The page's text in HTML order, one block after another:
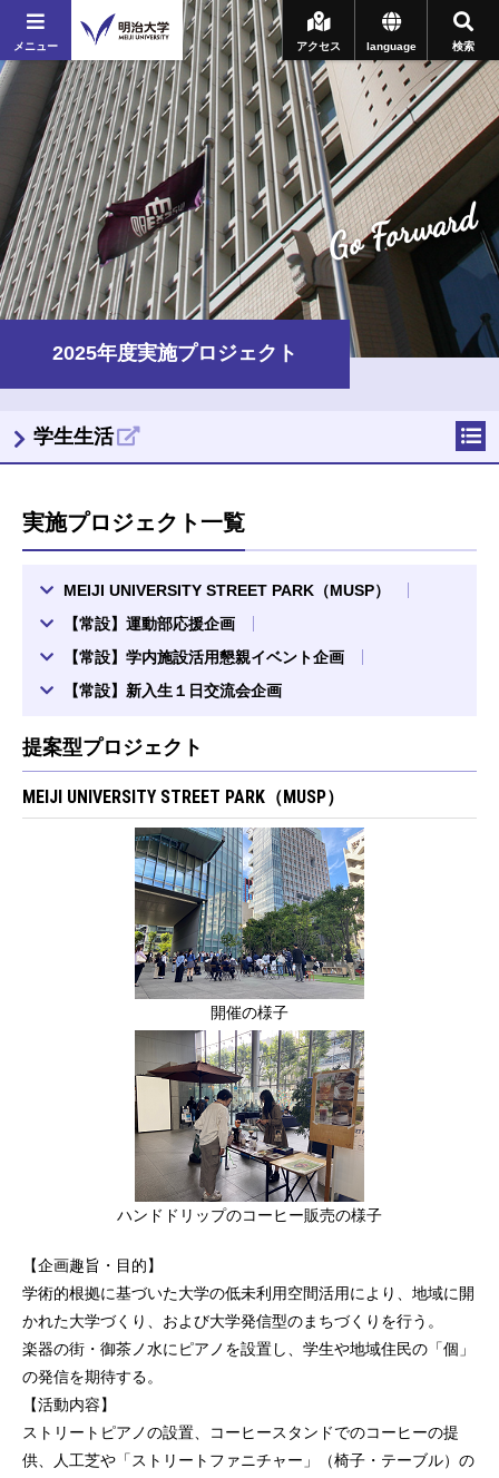
メニュー 検索
language
アクセス
Go Forward
2025年度実施プロジェクト
実施プロジェクト一覧
MEIJI UNIVERSITY STREET PARK（MUSP）
【常設】運動部応援企画
【常設】学内施設活用懇親イベント企画
【常設】新入生１日交流会企画
提案型プロジェクト
MEIJI UNIVERSITY STREET PARK（MUSP）
開催の様子
ハンドドリップのコーヒー販売の様子
【企画趣旨・目的】
学術的根拠に基づいた大学の低未利用空間活用により、地域に開
かれた大学づくり、および大学発信型のまちづくりを行う。
楽器の街・御茶ノ水にピアノを設置し、学生や地域住民の「個」
の発信を期待する。
【活動内容】
ストリートピアノの設置、コーヒースタンドでのコーヒーの提
供、人工芝や「ストリートファニチャー」（椅子・テーブル）の
学生生活